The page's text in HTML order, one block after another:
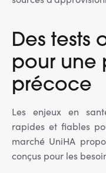
Des tests
pour une
précoce
Les enjeux en
rapides et fiables
marché UniHA
conçus pour les